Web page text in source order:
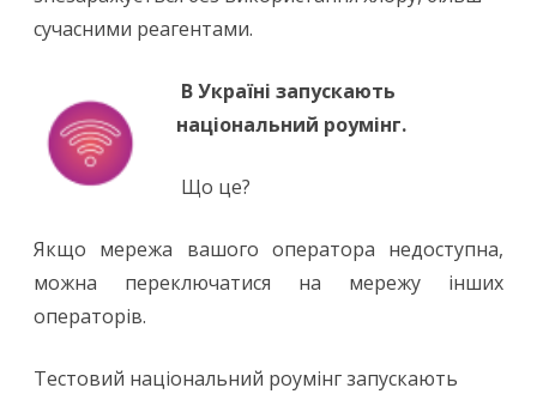
сучасними реагентами.
В Україні запускають
національний роумінг.
Що це?
Якщо мережа вашого оператора недоступна,
можна переключатися на мережу інших
операторів.
Тестовий національний роумінг запускають